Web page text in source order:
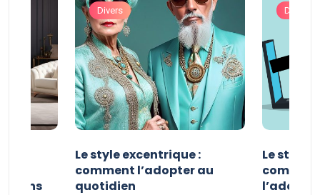
dans
Divers
Le style excentrique :
comment l’adopter au
quotidien
Divers
Le style